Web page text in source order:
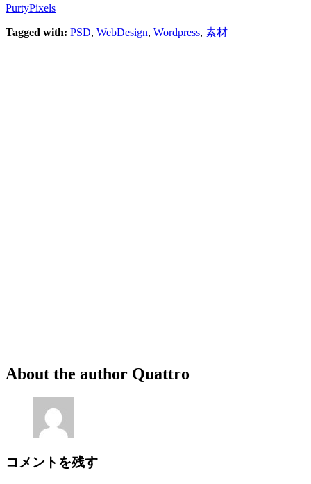
PurtyPixels
Tagged with: PSD, WebDesign, Wordpress, 素材
About the author Quattro
コメントを残す